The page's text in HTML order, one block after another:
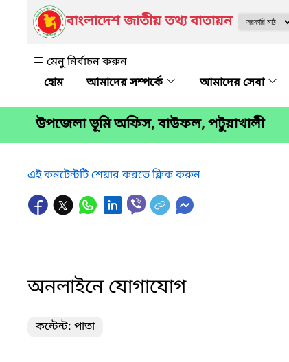
বাংলাদেশ জাতীয় তথ্য বাতায়ন
মেনু নির্বাচন করুন
আমাদের সম্পর্কে
আমাদের সেবা
উপজেলা ভূমি অফিস, বাউফল, পটুয়াখালী
এই কনটেন্টটি শেয়ার করতে ক্লিক করুন
অনলাইনে যোগাযোগ
কন্টেন্ট: পাতা